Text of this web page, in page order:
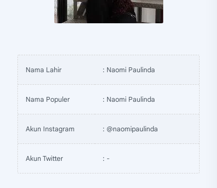
Nama Lahir : Naomi Paulinda
Nama Populer : Naomi Paulinda
Akun Instagram : @naomipaulinda
Akun Twitter : -